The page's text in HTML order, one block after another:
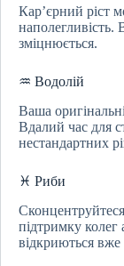
Кар’єрний ріст
наполегливість.
зміцнюється.
♒ Водолій
Ваша
Вдалий час для
нестандартних
♓ Риби
підтримку колег
відкриються вже